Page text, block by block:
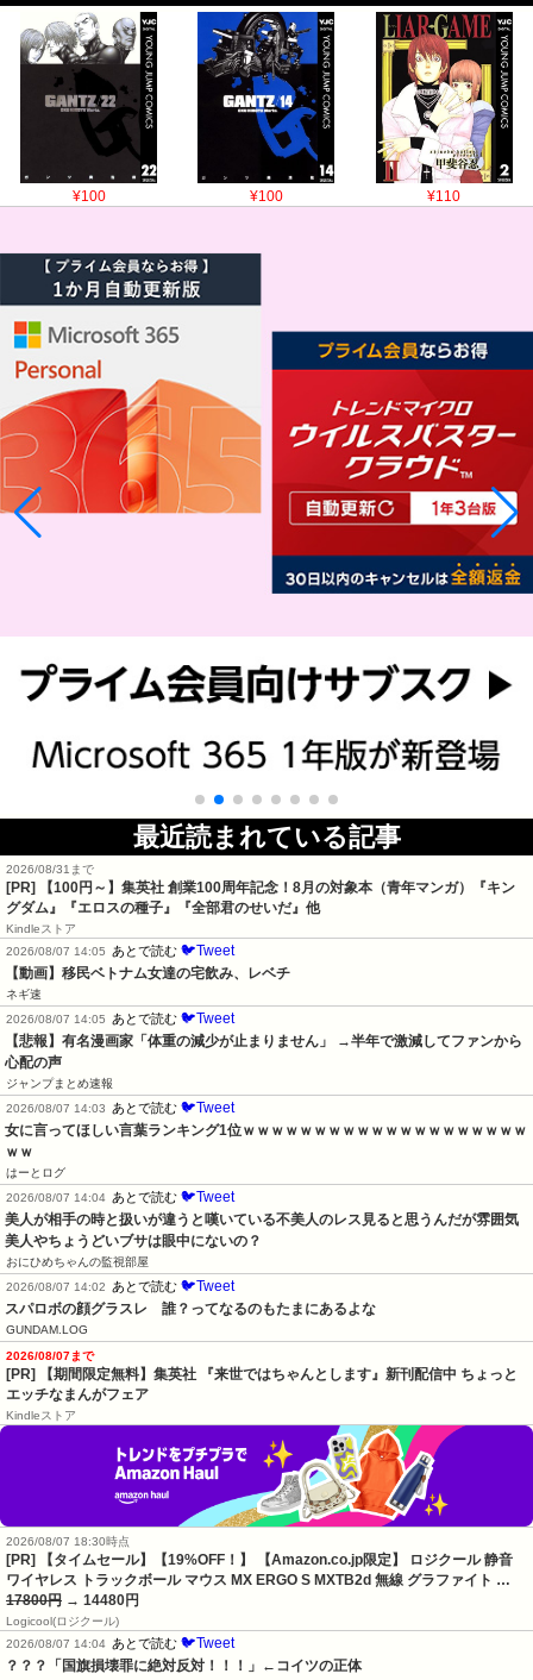
¥100 ¥100 ¥110
最近読まれている記事
2026/08/31まで
[PR]
【100円～】集英社 創業100周年記念！8月の対象本（青年マンガ）『キン
グダム』『エロスの種子』『全部君のせいだ』他
Kindleストア
2026/08/07 14:05
あとで読む 🐦Tweet
【動画】移民ベトナム女達の宅飲み、レベチ
ネギ速
2026/08/07 14:05
あとで読む 🐦Tweet
【悲報】有名漫画家「体重の減少が止まりません」 →半年で激減してファンから
心配の声
ジャンプまとめ速報
2026/08/07 14:03
あとで読む 🐦Tweet
女に言ってほしい言葉ランキング1位ｗｗｗｗｗｗｗｗｗｗｗｗｗｗｗｗｗｗｗｗ
ｗｗ
はーとログ
2026/08/07 14:04 あとで読む 🐦Tweet
美人が相手の時と扱いが違うと嘆いている不美人のレス見ると思うんだが雰囲気
美人やちょうどいブサは眼中にないの？
おにひめちゃんの監視部屋
2026/08/07 14:02
あとで読む 🐦Tweet
スパロボの顔グラスレ　誰？ってなるのもたまにあるよな
GUNDAM.LOG
2026/08/07まで
[PR] 【期間限定無料】集英社 『来世ではちゃんとします』新刊配信中 ちょっと
エッチなまんがフェア
Kindleストア
2026/08/07 18:30時点
[PR] 【タイムセール】【19%OFF！】 【Amazon.co.jp限定】 ロジクール 静音
ワイヤレス トラックボール マウス MX ERGO S MXTB2d 無線 グラファイト …
17800円 → 14480円
Logicool(ロジクール)
2026/08/07 14:04 あとで読む 🐦Tweet
？？？「国旗損壊罪に絶対反対！！！」←コイツの正体